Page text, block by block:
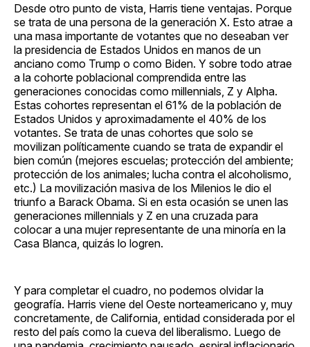
Desde otro punto de vista, Harris tiene ventajas. Porque
se trata de una persona de la generación X. Esto atrae a
una masa importante de votantes que no deseaban ver
la presidencia de Estados Unidos en manos de un
anciano como Trump o como Biden. Y sobre todo atrae
a la cohorte poblacional comprendida entre las
generaciones conocidas como millennials, Z y Alpha.
Estas cohortes representan el 61% de la población de
Estados Unidos y aproximadamente el 40% de los
votantes. Se trata de unas cohortes que solo se
movilizan políticamente cuando se trata de expandir el
bien común (mejores escuelas; protección del ambiente;
protección de los animales; lucha contra el alcoholismo,
etc.) La movilización masiva de los Milenios le dio el
triunfo a Barack Obama. Si en esta ocasión se unen las
generaciones millennials y Z en una cruzada para
colocar a una mujer representante de una minoría en la
Casa Blanca, quizás lo logren.
Y para completar el cuadro, no podemos olvidar la
geografía. Harris viene del Oeste norteamericano y, muy
concretamente, de California, entidad considerada por el
resto del país como la cueva del liberalismo. Luego de